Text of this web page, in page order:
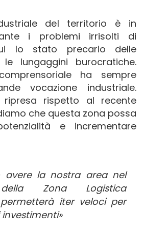
del territorio è in
i problemi irrisolti di
lo stato precario delle
lungaggini burocratiche.
ha sempre
vocazione industriale.
rispetto al recente
che questa zona possa
e incrementare
avere la nostra area nel
Zona Logistica
iter veloci per